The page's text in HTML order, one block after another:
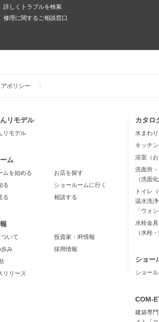
詳しくトラブルを検索
修理に関するご相談窓口
ポリシー
リモデル
リモデル
ム
ムを始める
る
る
お店を探す
ショールームに行く
相談する
いて
歩み
リリース
投資家・IR情報
採用情報
カタロ
水まわ
キッチン
浴室（お
洗面所
（洗面
トイレ
温水洗
「ウォ
水栓金具
（水栓
ショー
ショー
COM-
建築専